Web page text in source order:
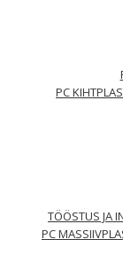
PC
TÖÖSTUS JA
PC